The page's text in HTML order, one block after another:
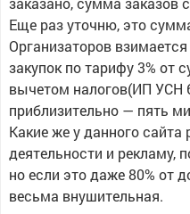
Еще раз уточню, это
Организаторов
закупок по тарифу 3% от
вычетом налогов(ИП УСН
приблизительно — пять
Какие же у данного
деятельности и рекламу,
но если это даже 80% от
весьма внушительная.